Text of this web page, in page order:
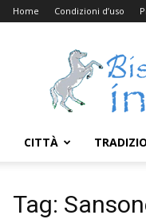
Home Condizioni d’uso
CITTÀ
Tag: